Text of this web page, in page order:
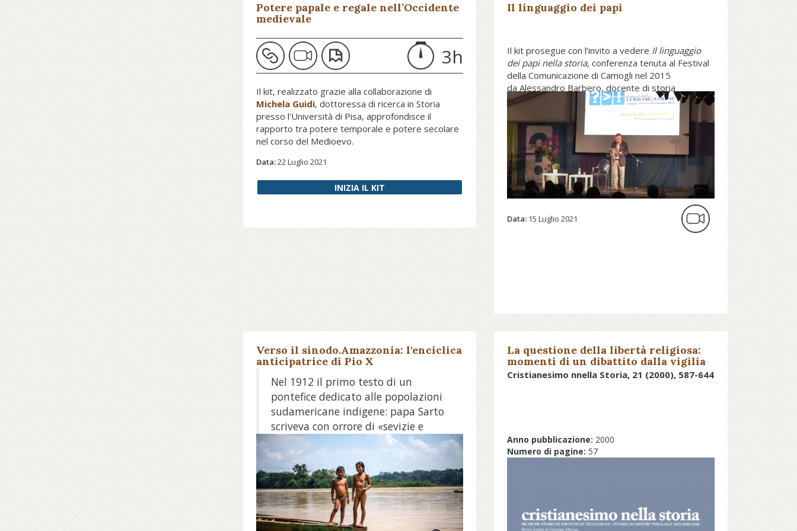
Potere papale e regale nell’Occidente
medievale
3h
Il kit, realizzato grazie alla collaborazione di
Michela Guidi, dottoressa di ricerca in Storia
presso l'Università di Pisa, approfondisce il
rapporto tra potere temporale e potere secolare
nel corso del Medioevo.
Data:22 Luglio 2021
INIZIA IL KIT
Il linguaggio dei papi
Il kit prosegue con l’invito a vedere Il linguaggio
dei papi nella storia,conferenza tenuta al Festival
della Comunicazione di Camogli nel 2015
da Alessandro Barbero, docente di storia
medievale dell'Università degli Studi del Piemonte
Orientale Amedeo Avogadro.
Data: 15 Luglio 2021
Verso il sinodo.Amazzonia: l'enciclica
anticipatrice di Pio X
Nel 1912 il primo testo di un
pontefice dedicato alle popolazioni
sudamericane indigene: papa Sarto
scriveva con orrore di «sevizie e
delitti, scelleratezze e malvagità»
commessi su di loro
Leggi l'approfondimento su avvenire.it...
La questione della libertà religiosa:
momenti di un dibattito dalla vigilia
del Vaticano II all'inizio degli anni
Cristianesimo nnella Storia, 21 (2000), 587-644
Anno pubblicazione: 2000
Numero di pagine:57